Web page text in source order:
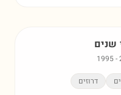
שנים
1995-
דרוזים